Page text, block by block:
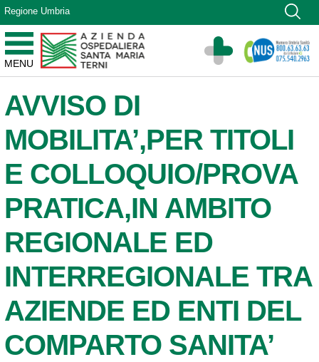
Vai ai contenuti
Vai al menu di navigazione
Vai al footer
Regione Umbria
MENU
Azienda Ospedaliera Santa Maria di Terni
Sito Istituzionale
AVVISO DI
MOBILITA’,PER TITOLI
E COLLOQUIO/PROVA
PRATICA,IN AMBITO
REGIONALE ED
INTERREGIONALE TRA
AZIENDE ED ENTI DEL
COMPARTO SANITA’